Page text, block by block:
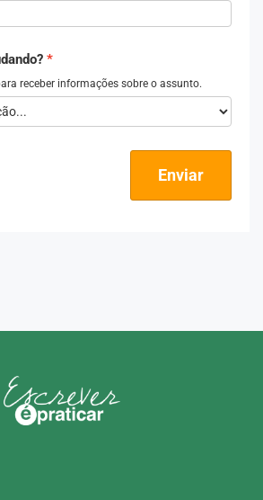
receber informações sobre o assunto.
Enviar